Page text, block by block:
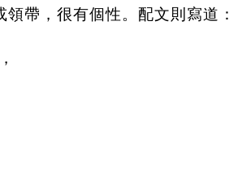
帶，很有個性。配文則寫道：